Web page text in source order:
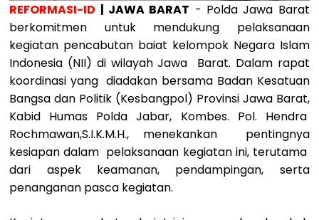
REFORMASI-ID | JAWA BARAT - Polda Jawa Barat
berkomitmen untuk mendukung pelaksanaan
kegiatan pencabutan baiat kelompok Negara Islam
Indonesia (NII) di wilayah Jawa Barat. Dalam rapat
koordinasi yang diadakan bersama Badan Kesatuan
Bangsa dan Politik (Kesbangpol) Provinsi Jawa Barat,
Kabid Humas Polda Jabar, Kombes. Pol. Hendra
Rochmawan,S.I.K.M.H., menekankan pentingnya
kesiapan dalam pelaksanaan kegiatan ini, terutama
dari aspek keamanan, pendampingan, serta
penanganan pasca kegiatan.